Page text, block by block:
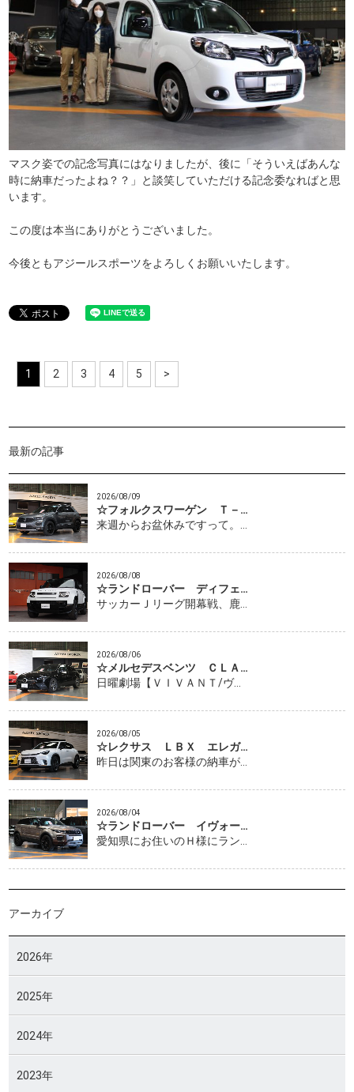
マスク姿での記念写真にはなりましたが、後に「そういえばあんな
時に納車だったよね？？」と談笑していただける記念委なればと思
います。
この度は本当にありがとうございました。
今後ともアジールスポーツをよろしくお願いいたします。
1 2 3 4 5 >
最新の記事
2026/08/09
☆フォルクスワーゲン Ｔ－…
来週からお盆休みですって。…
2026/08/08
☆ランドローバー ディフェ…
サッカーＪリーグ開幕戦、鹿…
2026/08/06
☆メルセデスベンツ ＣＬＡ…
日曜劇場【ＶＩＶＡＮＴ/ヴ…
2026/08/05
☆レクサス ＬＢＸ エレガ…
昨日は関東のお客様の納車が…
2026/08/04
☆ランドローバー イヴォー…
愛知県にお住いのＨ様にラン…
アーカイブ
2026年
2025年
2024年
2023年